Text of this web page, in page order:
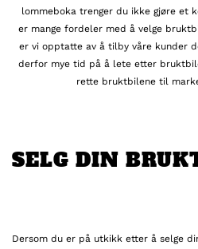
lommeboka trenger du ikke gjøre et
er mange fordeler med å velge
er vi opptatte av å tilby våre kunder
derfor mye tid på å lete etter
rette bruktbilene til
SELG DIN
Dersom du er på utkikk etter å selge